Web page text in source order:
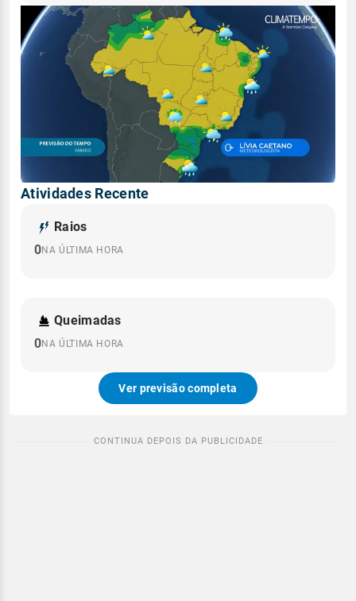
Atividades Recente
Raios
0NA ÚLTIMA HORA
Queimadas
0NA ÚLTIMA HORA
Ver previsão completa